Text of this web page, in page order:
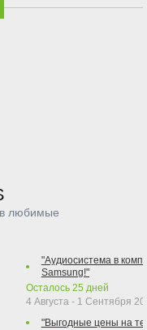
в любимые
"Аудиосистема в
Samsung!"
Осталось 25 дней
4 Августа - 1 Сентября
"Выгодные цены на